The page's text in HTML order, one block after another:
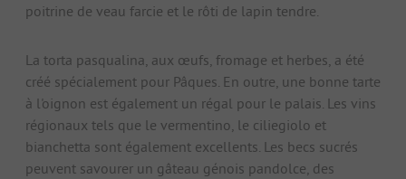
poitrine de veau farcie et le rôti de lapin tendre.
La torta pasqualina, aux œufs, fromage et herbes, a été
créé spécialement pour Pâques. En outre, une bonne tarte
à l'oignon est également un régal pour le palais. Les vins
régionaux tels que le vermentino, le ciliegiolo et
bianchetta sont également excellents. Les becs sucrés
peuvent savourer un gâteau génois pandolce, des